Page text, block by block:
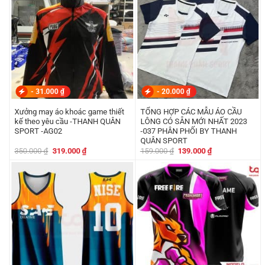
- 31.000 ₫
Xưởng may áo khoác game thiết
kế theo yêu cầu -THANH QUÂN
SPORT -AG02
350.000₫ Giá
350.000 ₫.
319.000 ₫Giá
hiện
là:
319.000 ₫.
- 20.000 ₫
TỔNG HỢP CÁC MẪU ÁO CẦU
LÔNG CÓ SẴN MỚI NHẤT 2023
-037 PHÂN PHỐI BY THANH
QUÂN SPORT
159.000₫ Giá
là:
159.000 ₫.
139.000₫Giá
là:
139.000 ₫.